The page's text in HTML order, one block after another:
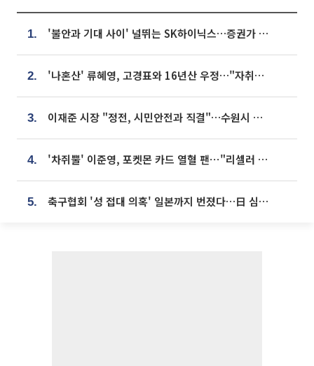
1. '불안과 기대 사이' 널뛰는 SK하이닉스…증권가 "HBM4·LTA 기반 펀터멘털 견고"
2. '나혼산' 류혜영, 고경표와 16년산 우정…"자취방서 부모님과 마주쳐"
3. 이재준 시장 "정전, 시민안전과 직결"…수원시 비상대응체계 가동
4. '차쥐뿔' 이준영, 포켓몬 카드 열혈 팬⋯"리셀러 처단할 것"
5. 축구협회 '성 접대 의혹' 일본까지 번졌다…日 심판 실명 공개